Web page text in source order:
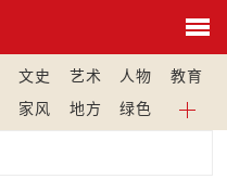
文史 艺术 人物
教育
家风 地方 绿色